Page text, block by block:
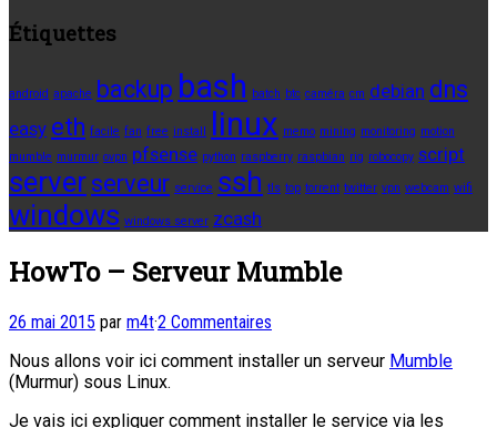
Étiquettes
android apache backup bash batch btc caméra cm debian dns
easy eth facile fan free install linux memo mining monitoring motion
mumble murmur ovpn pfsense python raspberry raspbian rig robocopy script
server serveur service ssh tls top torrent twitter vpn webcam wifi
windows windows server zcash
HowTo – Serveur Mumble
26 mai 2015 par m4t·2 Commentaires
Nous allons voir ici comment installer un serveur Mumble
(Murmur) sous Linux.
Je vais ici expliquer comment installer le service via les